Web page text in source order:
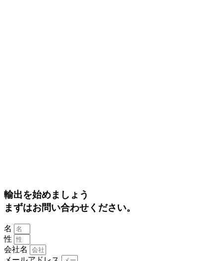
輸出を始めましょう
まずはお問い合わせください。
名
性
会社名